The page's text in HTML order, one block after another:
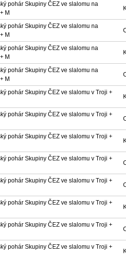
pohár Skupiny ČEZ ve slalomu na
M
pohár Skupiny ČEZ ve slalomu na
M
pohár Skupiny ČEZ ve slalomu na
M
pohár Skupiny ČEZ ve slalomu na
M
pohár Skupiny ČEZ ve slalomu v Troji +
pohár Skupiny ČEZ ve slalomu v Troji +
pohár Skupiny ČEZ ve slalomu v Troji +
pohár Skupiny ČEZ ve slalomu v Troji +
pohár Skupiny ČEZ ve slalomu v Troji +
pohár Skupiny ČEZ ve slalomu v Troji +
pohár Skupiny ČEZ ve slalomu v Troji +
pohár Skupiny ČEZ ve slalomu v Troji +